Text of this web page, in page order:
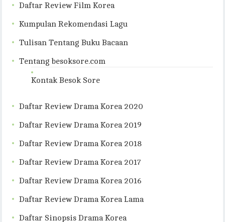
Daftar Review Film Korea
Kumpulan Rekomendasi Lagu
Tulisan Tentang Buku Bacaan
Tentang besoksore.com
Kontak Besok Sore
Daftar Review Drama Korea 2020
Daftar Review Drama Korea 2019
Daftar Review Drama Korea 2018
Daftar Review Drama Korea 2017
Daftar Review Drama Korea 2016
Daftar Review Drama Korea Lama
Daftar Sinopsis Drama Korea